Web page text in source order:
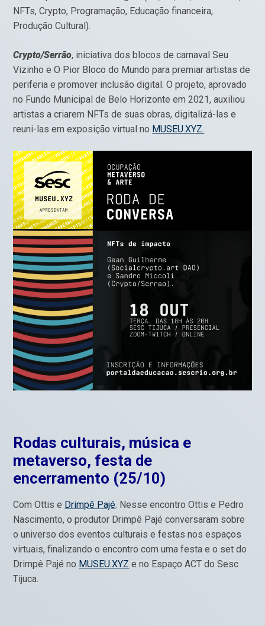
NFTs, Crypto, Programação, Educação financeira,
Produção Cultural).
Crypto/Serrão, iniciativa dos blocos de carnaval Seu
Vizinho e O Pior Bloco do Mundo para premiar artistas de
periferia e promover inclusão digital. O projeto, aprovado
no Fundo Municipal de Belo Horizonte em 2021, auxiliou
artistas a criarem NFTs de suas obras, digitalizá-las e
reuni-las em exposição virtual no MUSEU.XYZ.
Rodas culturais, música e
metaverso, festa de
encerramento (25/10)
Com Ottis e Drimpê Pajé . Nesse encontro Ottis e Pedro
Nascimento, o produtor Drimpê Pajé conversaram sobre
o universo dos eventos culturais e festas nos espaços
virtuais, finalizando o encontro com uma festa e o set do
Drimpê Pajé no MUSEU.XYZ e no Espaço ACT do Sesc
Tijuca.